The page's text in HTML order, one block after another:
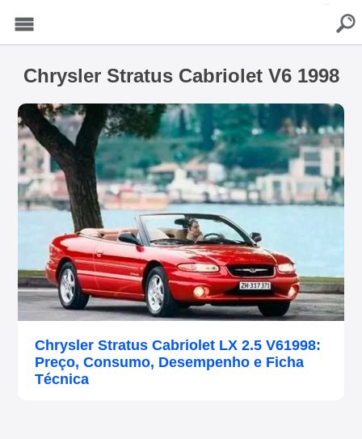
Chrysler Stratus Cabriolet V6 1998
Chrysler Stratus Cabriolet LX 2.5 V61998:
Preço, Consumo, Desempenho e Ficha
Técnica